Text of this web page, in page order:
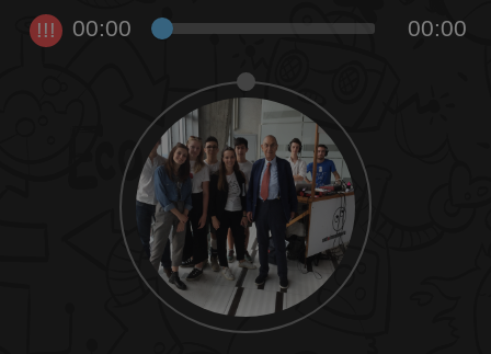
!!! 00:00 00:00